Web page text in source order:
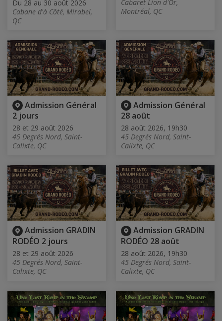
Du 28 au 30 août 2026
Cabane d'à Côté, Mirabel,
QC
Cabaret Lion d'Or,
Montréal, QC
Admission Général
2 jours
28 et 29 août 2026
45 Degrés Nord, Saint-
Calixte, QC
Admission Général
28 août
28 août 2026, 19h30
45 Degrés Nord, Saint-
Calixte, QC
Admission GRADIN
RODÉO 2 jours
28 et 29 août 2026
45 Degrés Nord, Saint-
Calixte, QC
Admission GRADIN
RODÉO 28 août
28 août 2026, 19h30
45 Degrés Nord, Saint-
Calixte, QC